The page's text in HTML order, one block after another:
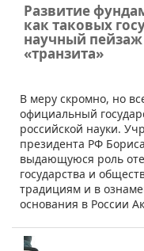
Развитие
как таковых
научный
«транзита»
​В меру скромно, но
официальный
российской науки.
президента РФ
выдающуюся роль
государства и
традициям и в
основания в России